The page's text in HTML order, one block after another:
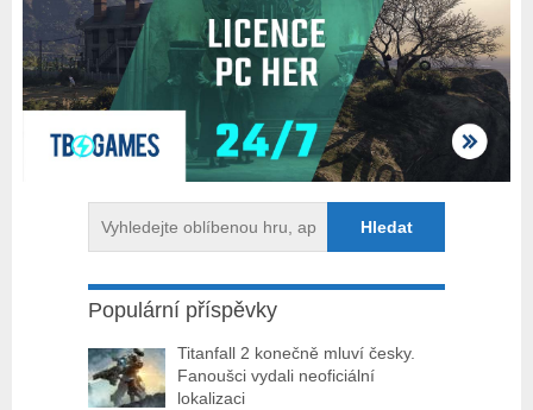
Populární příspěvky
Titanfall 2 konečně mluví česky.
Fanoušci vydali neoficiální
lokalizaci